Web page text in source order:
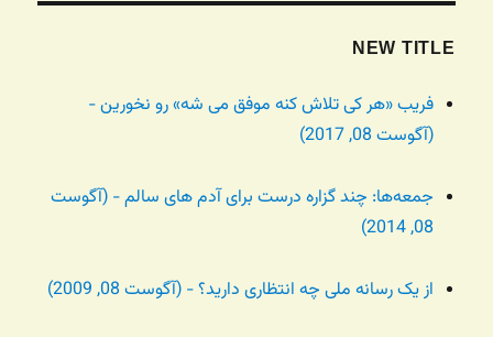
NEW TITLE
فریب «هر کی تلاش کنه موفق می شه» رو نخورین -
(آگوست 08, 2017)
جمعه‌ها: چند گزاره درست برای آدم های سالم - (آگوست
08, 2014)
از یک رسانه ملی چه انتظاری دارید؟ - (آگوست 08, 2009)